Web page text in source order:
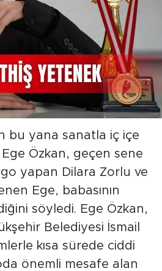
bu yana sanatla iç içe
Özkan, geçen sene
yapan Dilara Zorlu ve
Ege, babasının
söyledi. Ege Özkan,
Belediyesi İsmail
kısa sürede ciddi
önemli mesafe alan